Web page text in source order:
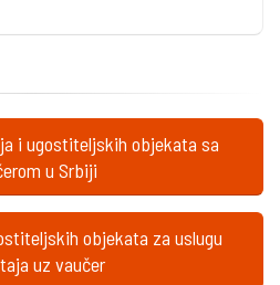
i ugostiteljskih objekata sa
u Srbiji
objekata za uslugu
uz vaučer